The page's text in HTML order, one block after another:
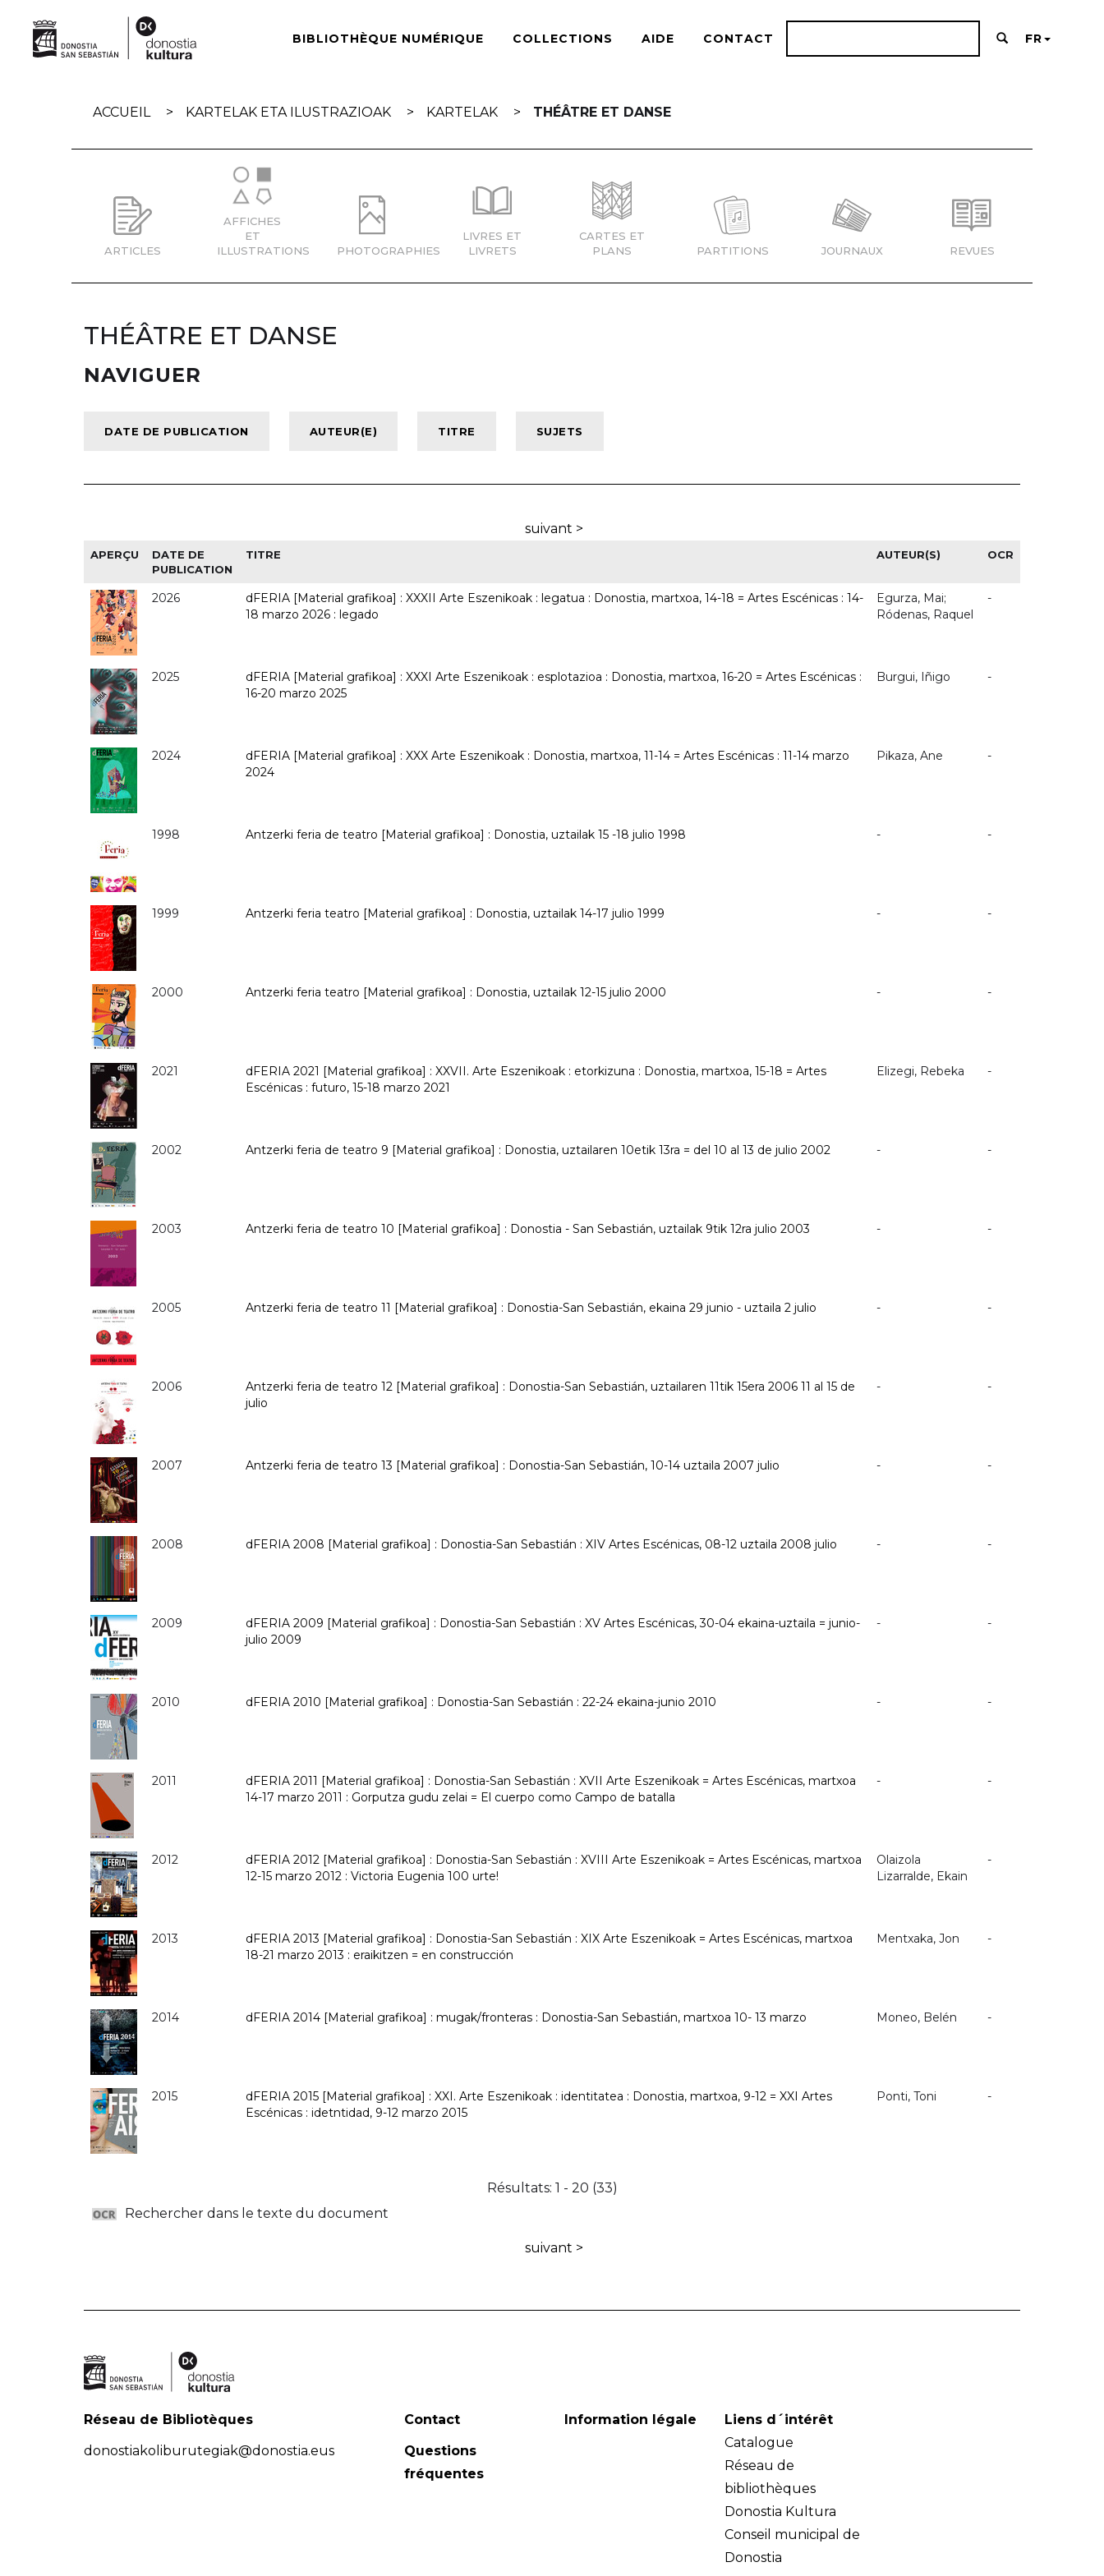
navigation
BIBLIOTHÈQUE NUMÉRIQUE COLLECTIONS AIDE CONTACT FR
ACCUEIL KARTELAK ETA ILUSTRAZIOAK KARTELAK THÉÂTRE ET DANSE
ARTICLES
AFFICHES
ET
ILLUSTRATIONS
PHOTOGRAPHIES
LIVRES ET
LIVRETS
CARTES ET
PLANS
PARTITIONS JOURNAUX REVUES
THÉÂTRE ET DANSE
NAVIGUER
suivant >
APERÇU
DATE DE
PUBLICATION
TITRE AUTEUR(S) OCR
2026
dFERIA [Material grafikoa] : XXXII Arte Eszenikoak : legatua : Donostia, martxoa, 14-18 = Artes Escénicas : 14-
18 marzo 2026 : legado
Egurza, Mai;
Ródenas, Raquel
-
2025
dFERIA [Material grafikoa] : XXXI Arte Eszenikoak : esplotazioa : Donostia, martxoa, 16-20 = Artes Escénicas :
16-20 marzo 2025
Burgui, Iñigo -
2024
dFERIA [Material grafikoa] : XXX Arte Eszenikoak : Donostia, martxoa, 11-14 = Artes Escénicas : 11-14 marzo
2024
Pikaza, Ane -
1998 Antzerki feria de teatro [Material grafikoa] : Donostia, uztailak 15 -18 julio 1998 - -
1999 Antzerki feria teatro [Material grafikoa] : Donostia, uztailak 14-17 julio 1999 - -
2000 Antzerki feria teatro [Material grafikoa] : Donostia, uztailak 12-15 julio 2000 - -
2021
dFERIA 2021 [Material grafikoa] : XXVII. Arte Eszenikoak : etorkizuna : Donostia, martxoa, 15-18 = Artes
Escénicas : futuro, 15-18 marzo 2021
Elizegi, Rebeka -
2002 Antzerki feria de teatro 9 [Material grafikoa] : Donostia, uztailaren 10etik 13ra = del 10 al 13 de julio 2002 - -
2003 Antzerki feria de teatro 10 [Material grafikoa] : Donostia - San Sebastián, uztailak 9tik 12ra julio 2003 - -
2005 Antzerki feria de teatro 11 [Material grafikoa] : Donostia-San Sebastián, ekaina 29 junio - uztaila 2 julio - -
2006
Antzerki feria de teatro 12 [Material grafikoa] : Donostia-San Sebastián, uztailaren 11tik 15era 2006 11 al 15 de
julio
- -
2007 Antzerki feria de teatro 13 [Material grafikoa] : Donostia-San Sebastián, 10-14 uztaila 2007 julio - -
2008 dFERIA 2008 [Material grafikoa] : Donostia-San Sebastián : XIV Artes Escénicas, 08-12 uztaila 2008 julio - -
2009
dFERIA 2009 [Material grafikoa] : Donostia-San Sebastián : XV Artes Escénicas, 30-04 ekaina-uztaila = junio-
julio 2009
- -
2010 dFERIA 2010 [Material grafikoa] : Donostia-San Sebastián : 22-24 ekaina-junio 2010 - -
2011
dFERIA 2011 [Material grafikoa] : Donostia-San Sebastián : XVII Arte Eszenikoak = Artes Escénicas, martxoa
14-17 marzo 2011 : Gorputza gudu zelai = El cuerpo como Campo de batalla
- -
2012
dFERIA 2012 [Material grafikoa] : Donostia-San Sebastián : XVIII Arte Eszenikoak = Artes Escénicas, martxoa
12-15 marzo 2012 : Victoria Eugenia 100 urte!
Olaizola
Lizarralde, Ekain
-
2013
dFERIA 2013 [Material grafikoa] : Donostia-San Sebastián : XIX Arte Eszenikoak = Artes Escénicas, martxoa
18-21 marzo 2013 : eraikitzen = en construcción
Mentxaka, Jon -
2014 dFERIA 2014 [Material grafikoa] : mugak/fronteras : Donostia-San Sebastián, martxoa 10- 13 marzo Moneo, Belén -
2015
dFERIA 2015 [Material grafikoa] : XXI. Arte Eszenikoak : identitatea : Donostia, martxoa, 9-12 = XXI Artes
Escénicas : idetntidad, 9-12 marzo 2015
Ponti, Toni -
Résultats: 1 - 20 (33)
Rechercher dans le texte du document
suivant >
Réseau de Bibliotèques
donostiakoliburutegiak@donostia.eus
Contact
Questions
fréquentes
Information légale
Liens d´intérêt
Catalogue
Réseau de
bibliothèques
Donostia Kultura
Conseil municipal de
Donostia